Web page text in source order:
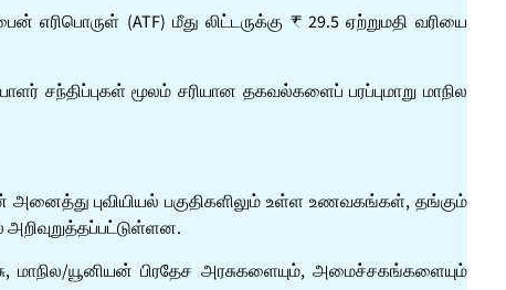
(ATF) மீது லிட்டருக்கு ₹ 29.5 ஏற்றுமதி வரியை
சந்திப்புகள் மூலம் சரியான தகவல்களைப் பரப்புமாறு மாநில
அனைத்து புவியியல் பகுதிகளிலும் உள்ள உணவகங்கள், தங்கும்
மாநில/யூனியன் பிரதேச அரசுகளையும், அமைச்சகங்களையும்